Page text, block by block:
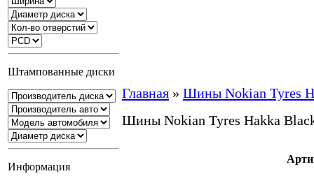
Штампованные диски
Информация
Главная » Шины Nokian Tyres
Шины Nokian Tyres Hakka